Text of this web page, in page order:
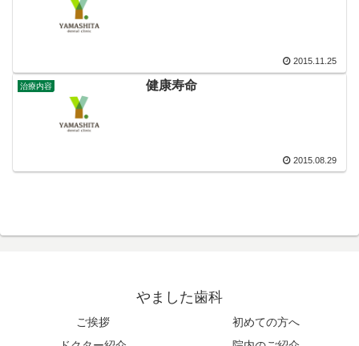
2015.11.25
治療内容 健康寿命
2015.08.29
やました歯科
ご挨拶
初めての方へ